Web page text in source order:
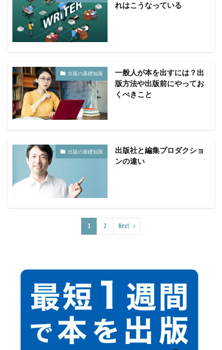
れはこうなっている
出版の基礎知識
一般人が本を出すには？出
版方法や出版前にやってお
くべきこと
出版の基礎知識
出版社と編集プロダクショ
ンの違い
1 2 Next